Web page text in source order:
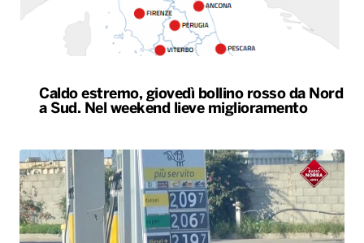
Caldo estremo, giovedì bollino rosso da Nord
a Sud. Nel weekend lieve miglioramento